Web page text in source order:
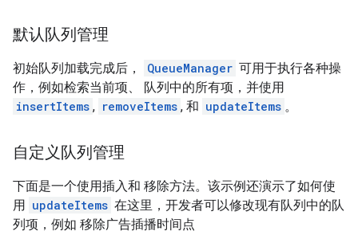
默认队列管理
初始队列加载完成后， QueueManager 可用于执行各种操
作，例如检索当前项、 队列中的所有项，并使用
insertItems , removeItems , 和 updateItems 。
自定义队列管理
下面是一个使用插入和 移除方法。该示例还演示了如何使
用 updateItems 在这里，开发者可以修改现有队列中的队
列项，例如 移除广告插播时间点